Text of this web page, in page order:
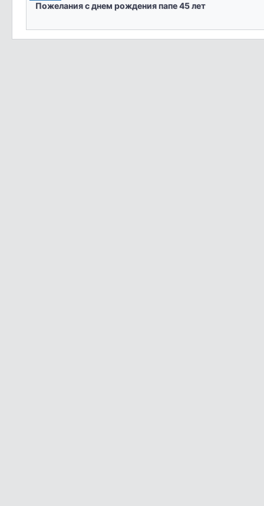
Пожелания с днем рождения папе 45 лет